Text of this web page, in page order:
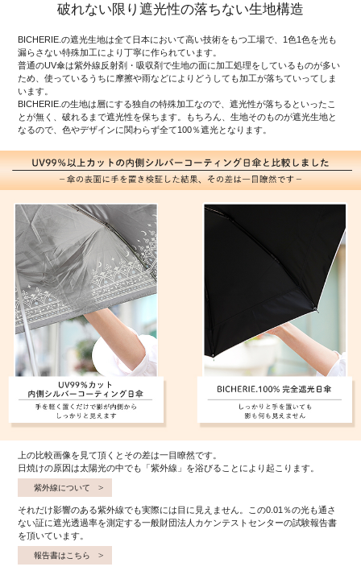
破れない限り遮光性の落ちない生地構造
BICHERIE.の遮光生地は全て日本において高い技術をもつ工場で、1色1色を光も
漏らさない特殊加工により丁寧に作られています。
普通のUV傘は紫外線反射剤・吸収剤で生地の面に加工処理をしているものが多い
ため、使っているうちに摩擦や雨などによりどうしても加工が落ちていってしま
います。
BICHERIE.の生地は層にする独自の特殊加工なので、遮光性が落ちるといったこ
とが無く、破れるまで遮光性を保ちます。もちろん、生地そのものが遮光生地と
なるので、色やデザインに関わらず全て100％遮光となります。
上の比較画像を見て頂くとその差は一目瞭然です。
日焼けの原因は太陽光の中でも「紫外線」を浴びることにより起こります。
紫外線について
それだけ影響のある紫外線でも実際には目に見えません。この0.01％の光も通さ
ない証に遮光透過率を測定する一般財団法人カケンテストセンターの試験報告書
を頂いています。
報告書はこちら